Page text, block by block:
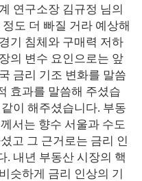
연구소장 김규정 님의
도 더 빠질 거라 예상해
기 침체와 구매력 저하
의 변수 요인으로는 앞
금리 기조 변화를 말씀
효과를 말씀해 주셨습
이 해주셨습니다. 부동
서는 향수 서울과 수도
고 그 근거로는 금리 인
. 내년 부동산 시장의 핵
슷하게 금리 인상의 기